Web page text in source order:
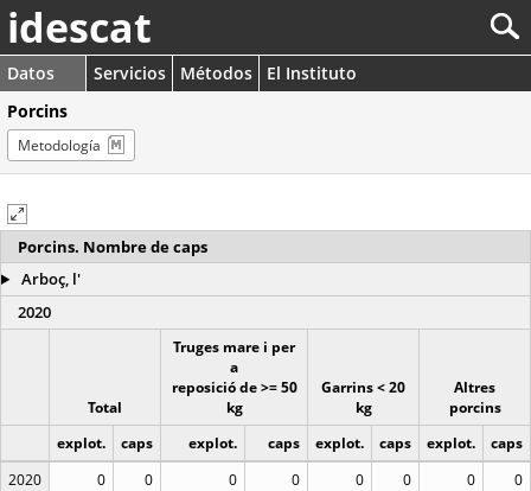
idescat
Datos Servicios Métodos
El Instituto
Porcins
Metodología
Porcins. Nombre de caps
Arboç, l'
2020
Total
Truges mare i per
a
reposició de >= 50
kg
Garrins < 20
kg
Altres
porcins
explot.
caps explot. caps explot. caps explot.
caps
2020
0 0 0 0 0 0 0
0